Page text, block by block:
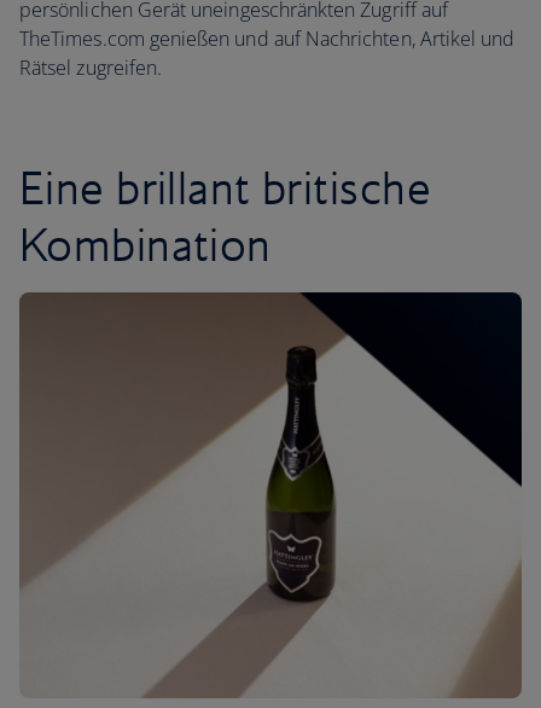
persönlichen Gerät uneingeschränkten Zugriff auf
TheTimes.com genießen und auf Nachrichten, Artikel und
Rätsel zugreifen.
Eine brillant britische
Kombination